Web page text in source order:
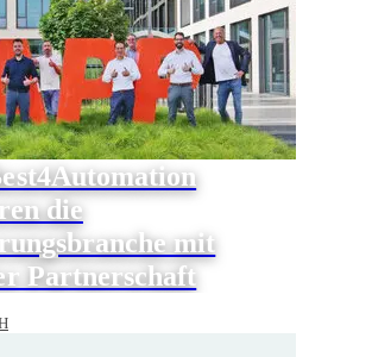
die
mit
Partnerschaft